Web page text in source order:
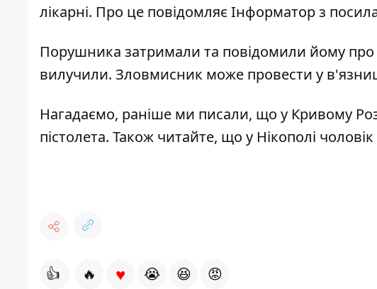
лікарні. Про це повідомляє Інформаторз
Порушника затримали та повідомили йому про
вилучили. Зловмисник може провести у
Нагадаємо, раніше ми писали, що у Кривому
пістолета. Також читайте, що у Нікополі чоловік
👍 🔥 ♥ 😭 😆 😡